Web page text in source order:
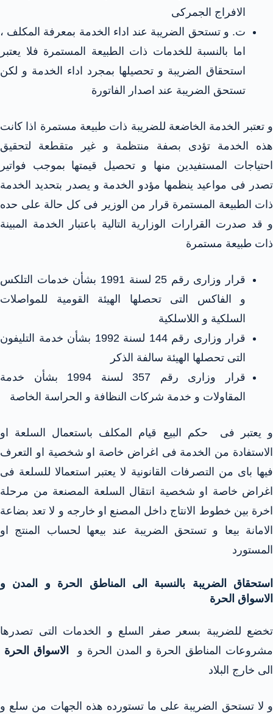
الافراج الجمركى
ت‌. و تستحق الضريبة عند اداء الخدمة بمعرفة المكلف ،
اما بالنسبة للخدمات ذات الطبيعة المستمرة فلا يعتبر
استحقاق الضريبة و تحصيلها بمجرد اداء الخدمة و لكن
تستحق الضريبة عند اصدار الفاتورة
و تعتبر الخدمة الخاضعة للضريبة ذات طبيعة مستمرة اذا كانت
هذه الخدمة تؤدى بصفة منتظمة و غير متقطعة لتحقيق
احتياجات المستفيدين منها و تحصيل قيمتها بموجب فواتير
تصدر فى مواعيد ينظمها مؤدو الخدمة و يصدر بتحديد الخدمة
ذات الطبيعة المستمرة قرار من الوزير فى كل حالة على حده
و قد صدرت القرارات الوزارية التالية باعتبار الخدمة المبينة
ذات طبيعة مستمرة
قرار وزارى رقم 25 لسنة 1991 بشأن خدمات التلكس
و الفاكس التى تحصلها الهيئة القومية للمواصلات
السلكية و اللاسلكية
قرار وزارى رقم 144 لسنة 1992 بشأن خدمة التليفون
التى تحصلها الهيئة سالفة الذكر
قرار وزارى رقم 357 لسنة 1994 بشأن خدمة
المقاولات و خدمة شركات النظافة و الحراسة الخاصة
و يعتبر فى حكم البيع قيام المكلف باستعمال السلعة او
الاستفادة من الخدمة فى اغراض خاصة او شخصية او التعرف
فيها باى من التصرفات القانونية لا يعتبر استعمالا للسلعة فى
اغراض خاصة او شخصية انتقال السلعة المصنعة من مرحلة
اخرة بين خطوط الانتاج داخل المصنع او خارجه و لا تعد بضاعة
الامانة بيعا و تستحق الضريبة عند بيعها لحساب المنتج او
المستورد
استحقاق الضريبة بالنسبة الى المناطق الحرة و المدن و
الاسواق الحرة
تخضع للضريبة بسعر صفر السلع و الخدمات التى تصدرها
مشروعات المناطق الحرة و المدن الحرة و
الاسواق الحرة
الى خارج البلاد
و لا تستحق الضريبة على ما تستورده هذه الجهات من سلع و